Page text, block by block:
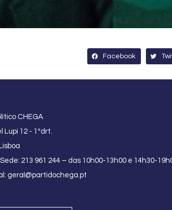
Facebook
CHEGA
Lupi 12 - 1ºdrt.
213 961 244 – das 10h00-13h00 e 14h30-
geral@partidochega.pt